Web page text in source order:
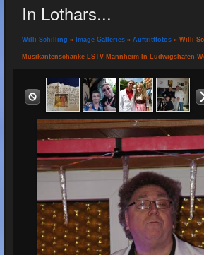
In Lothars...
Willi Schilling » Image Galleries » Auftrittfotos » Willi
Musikantenschänke LSTV Mannheim In Ludwigshafen-